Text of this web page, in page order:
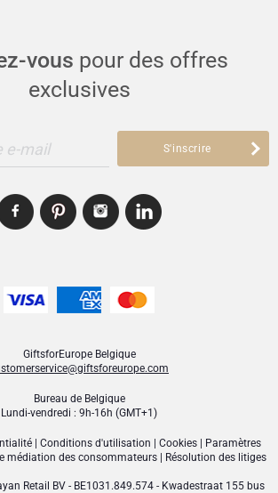
vous pour des offres
exclusives
e-mail S'inscrire
GiftsforEurope Belgique
Bureau de Belgique
Lundi-vendredi : 9h-16h (GMT+1)
Conditions d'utilisation Cookies
Paramètres
médiation des consommateurs| Résolution des litiges
Retail BV- BE1031.849.574 - Kwadestraat 155 bus